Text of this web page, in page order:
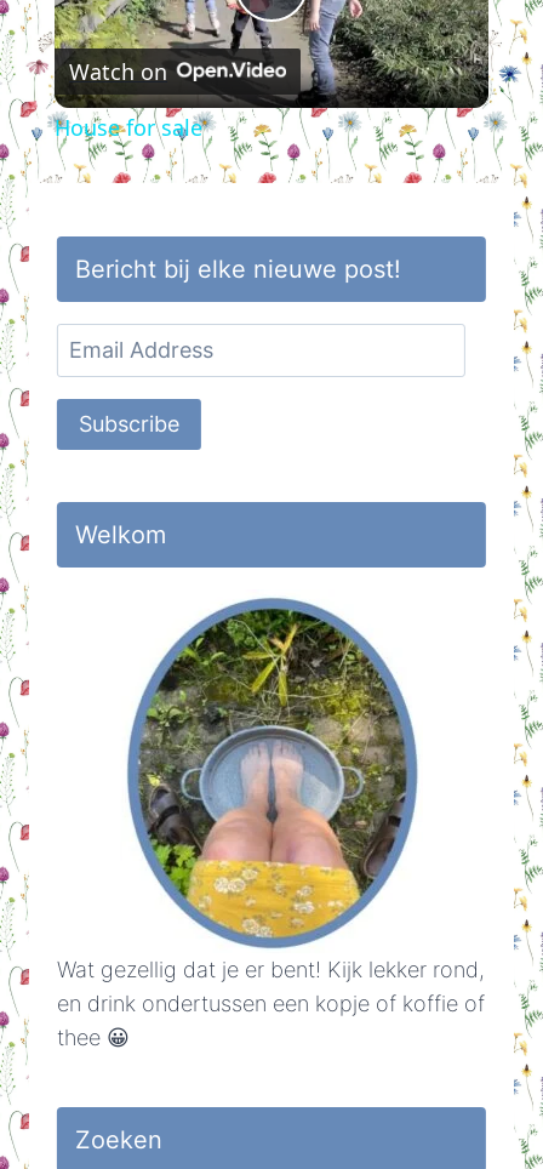
Play
Video
Watch on
House for sale
Bericht bij elke nieuwe post!
Email
Address
Subscribe
Welkom
Wat gezellig dat je er bent! Kijk lekker rond,
en drink ondertussen een kopje of koffie of
thee 😀
Zoeken